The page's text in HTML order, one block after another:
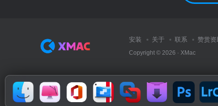
安装 关于 联系 赞赏资
Copyright © 2026 · XMac